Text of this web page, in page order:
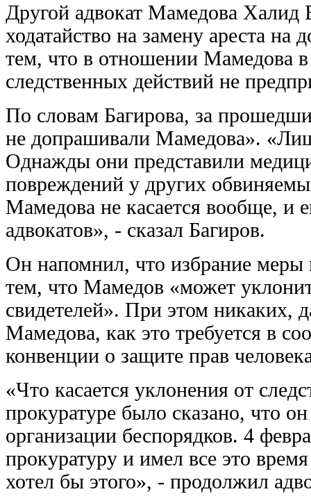
Другой адвокат Мамедова Халид
ходатайство на замену ареста
тем, что в отношении Мамедова
следственных действий не
По словам Багирова, за
не допрашивали Мамедова».
Однажды они представили
повреждений у других
Мамедова не касается вообще, и
адвокатов», - сказал Багиров.
Он напомнил, что избрание меры
тем, что Мамедов «может
свидетелей». При этом никаких,
Мамедова, как это требуется в
конвенции о защите прав
«Что касается уклонения от
прокуратуре было сказано, что
организации беспорядков. 4
прокуратуру и имел все это
хотел бы этого», - продолжил